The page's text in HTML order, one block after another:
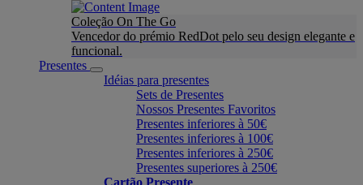
Coleção On The Go
Vencedor do prémio RedDot pelo seu design elegante e
funcional.
Presentes
Idéias para presentes
Sets de Presentes
Nossos Presentes Favoritos
Presentes inferiores à 50€
Presentes inferiores à 100€
Presentes inferiores à 250€
Presentes superiores à 250€
Cartão Presente